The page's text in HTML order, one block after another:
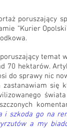
poruszający
“Kurier
poruszający temat
70 hektarów.
do sprawy nic
zastanawiam
i szkoda go na
a my